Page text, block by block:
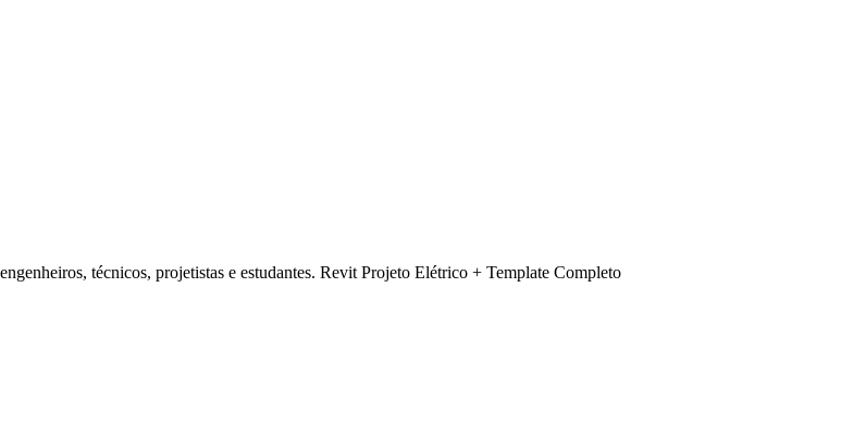
técnicos, projetistas e estudantes. Revit Projeto Elétrico + Template Completo